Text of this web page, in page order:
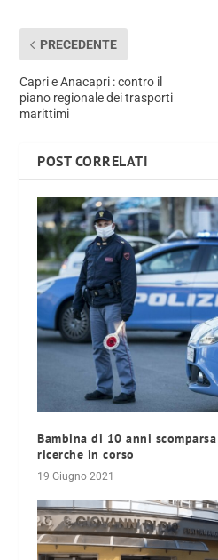
PRECEDENTE
Capri e Anacapri : contro il
piano regionale dei trasporti
marittimi
POST CORRELATI
Bambina di 10 anni scomparsa
ricerche in corso
19 Giugno 2021